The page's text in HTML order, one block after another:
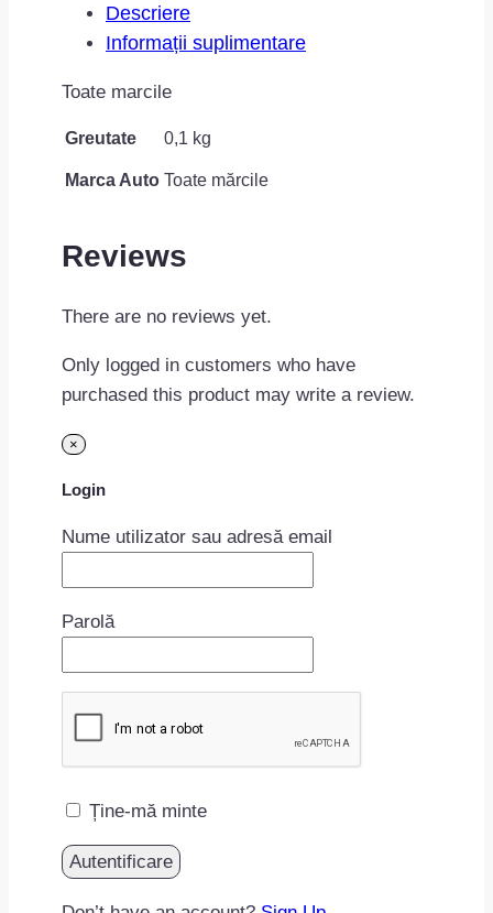
Descriere
Informații suplimentare
Toate marcile
Greutate 0,1 kg
Marca Auto Toate mărcile
Reviews
There are no reviews yet.
Only logged in customers who have
purchased this product may write a review.
×
Login
Nume utilizator sau adresă email
Parolă
Ține-mă minte